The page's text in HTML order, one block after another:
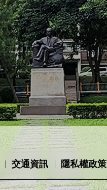
交通資訊 隱私權政策